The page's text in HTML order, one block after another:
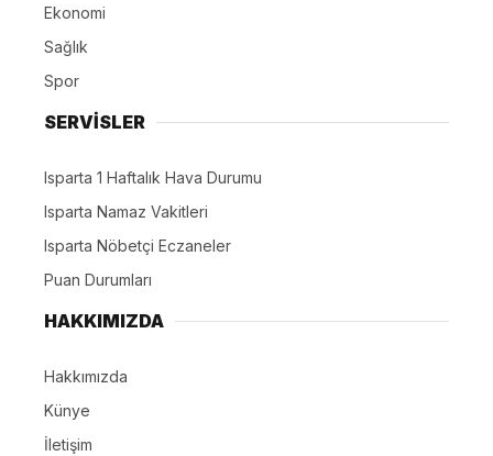
Ekonomi
Sağlık
Spor
SERVİSLER
Isparta 1 Haftalık Hava Durumu
Isparta Namaz Vakitleri
Isparta Nöbetçi Eczaneler
Puan Durumları
HAKKIMIZDA
Hakkımızda
Künye
İletişim